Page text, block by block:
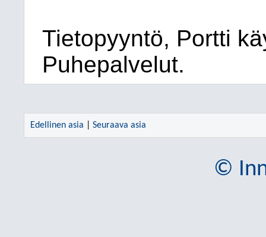
Tietopyyntö, Portti
Puhepalvelut.
Edellinen asia Seuraava asia
©